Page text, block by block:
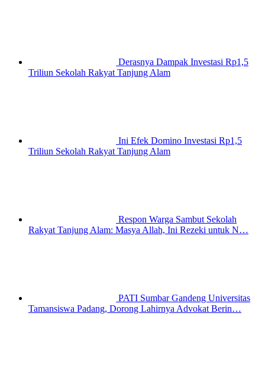
Derasnya Dampak Investasi Rp1,5
Triliun Sekolah Rakyat Tanjung Alam
Ini Efek Domino Investasi Rp1,5
Triliun Sekolah Rakyat Tanjung Alam
Respon Warga Sambut Sekolah
Rakyat Tanjung Alam: Masya Allah, Ini Rezeki untuk N…
PATI Sumbar Gandeng Universitas
Tamansiswa Padang, Dorong Lahirnya Advokat Berin…